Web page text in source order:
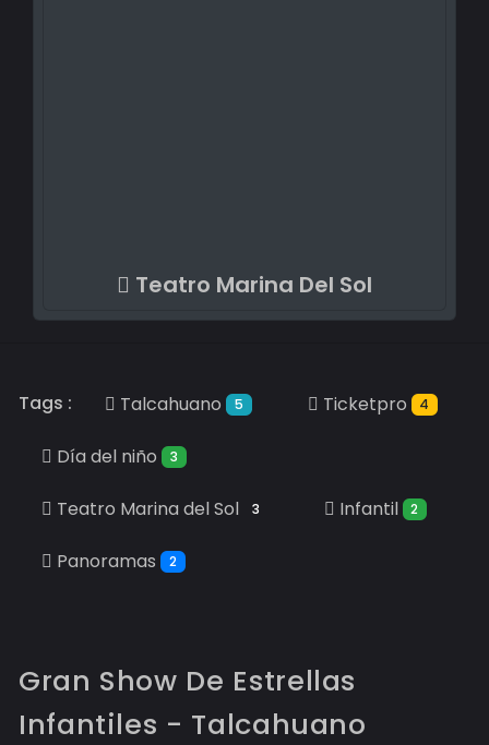
Teatro Marina Del Sol
Tags : Talcahuano 5 Ticketpro 4
Día del niño 3
Teatro Marina del Sol 3 Infantil 2
Panoramas 2
Gran Show De Estrellas
Infantiles - Talcahuano